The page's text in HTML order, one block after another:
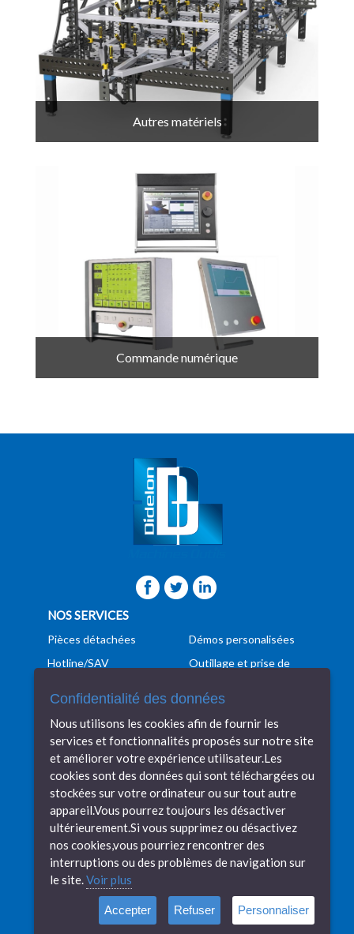
Autres matériels
Commande numérique
NOS SERVICES
Pièces détachées
Hotline/SAV
Transport
Financement
Démos personalisées
Outillage et prise de
Programmation
Conseils techniques
Veille technologique
DIDELON MACHINES OUTILS
Machines tolerie
Machine mécanique
Nos marques
Notre showroom
Notre histoire
Compétences
Nos réalisations
Recrutement
Contactez-nous
Mentions légales
Confidentialité des données
Nous utilisons les cookies afin de fournir les
services et fonctionnalités proposés sur notre site
et améliorer votre expérience utilisateur.Les
cookies sont des données qui sont téléchargées ou
stockées sur votre ordinateur ou sur tout autre
appareil.Vous pourrez toujours les désactiver
ultérieurement.Si vous supprimez ou désactivez
nos cookies,vous pourriez rencontrer des
interruptions ou des problèmes de navigation sur
le site.Voir plus
Accepter Refuser Personnaliser